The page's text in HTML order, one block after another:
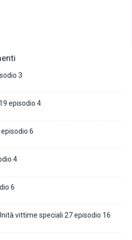
3
episodio 4
6
4
6
vittime speciali 27 episodio 16